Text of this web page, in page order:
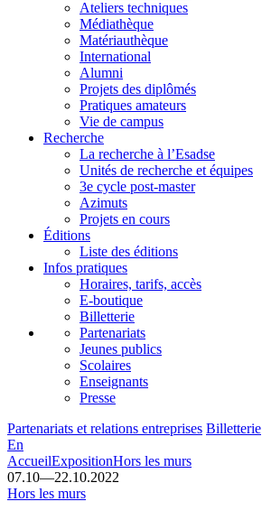
Ateliers techniques
Médiathèque
Matériauthèque
International
Alumni
Projets des diplômés
Pratiques amateurs
Vie de campus
Recherche
La recherche à l’Esadse
Unités de recherche et équipes
3e cycle post-master
Azimuts
Projets en cours
Éditions
Liste des éditions
Infos pratiques
Horaires, tarifs, accès
E-boutique
Billetterie
Partenariats
Jeunes publics
Scolaires
Enseignants
Presse
Partenariats et relations entreprises Billetterie
En
AccueilExpositionHors les murs
07.10—22.10.2022
Hors les murs